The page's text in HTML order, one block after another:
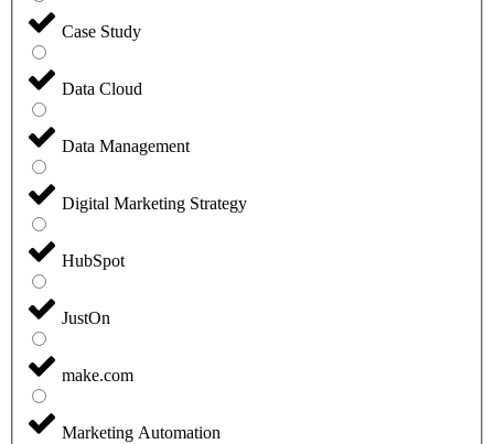
Case Study
Data Cloud
Data Management
Digital Marketing Strategy
HubSpot
JustOn
make.com
Marketing Automation